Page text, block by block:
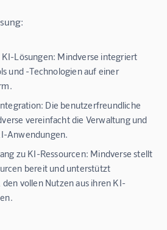
Lösungen: Mindverse integriert
und -Technologien auf einer
Die benutzerfreundliche
vereinfacht die Verwaltung und
Anwendungen.
zu KI-Ressourcen: Mindverse stellt
bereit und unterstützt
vollen Nutzen aus ihren KI-